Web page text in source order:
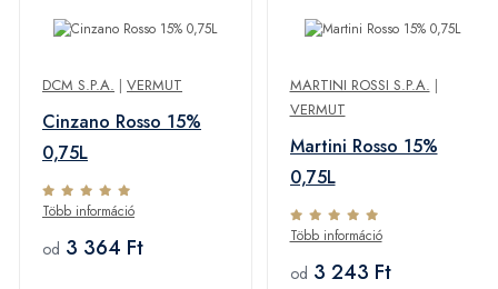
DCM S.P.A. | VERMUT
Cinzano Rosso 15%
0,75L
Több információ
od 3 364 Ft
MARTINI ROSSI S.P.A. |
VERMUT
Martini Rosso 15%
0,75L
Több információ
od 3 243 Ft